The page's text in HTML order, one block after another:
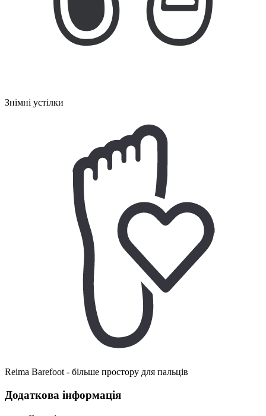
Знімні устілки
Reima Barefoot - більше простору для пальців
Додаткова інформація